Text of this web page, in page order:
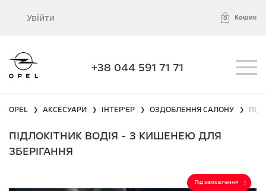
Увійти 0 Кошик
+38 044 591 71 71
OPEL ❯ АКСЕСУАРИ ❯ ІНТЕР'ЄР ❯ ОЗДОБЛЕННЯ САЛОНУ ❯
ПІДЛОКІТНИК ВОДІЯ - З КИШЕНЕЮ ДЛЯ
ЗБЕРІГАННЯ
Під замовлення